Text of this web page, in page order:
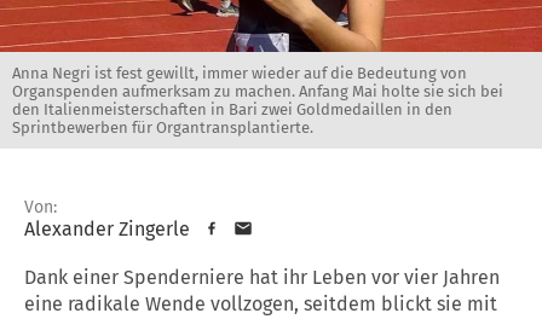
Anna Negri ist fest gewillt, immer wieder auf die Bedeutung von
Organspenden aufmerksam zu machen. Anfang Mai holte sie sich bei
den Italienmeisterschaften in Bari zwei Goldmedaillen in den
Sprintbewerben für Organtransplantierte.
Von:
Alexander Zingerle
Dank einer Spenderniere hat ihr Leben vor vier Jahren
eine radikale Wende vollzogen, seitdem blickt sie mit